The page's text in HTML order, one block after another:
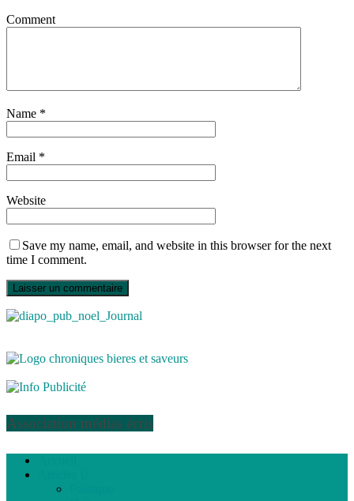
Comment
Name *
Email *
Website
Save my name, email, and website in this browser for the next
time I comment.
Association médias écris